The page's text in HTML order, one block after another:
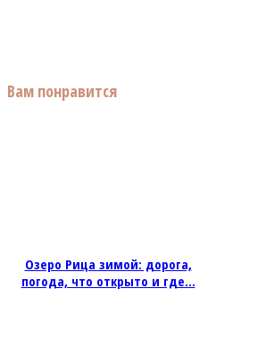
Вам понравится
Озеро Рица зимой: дорога,
погода, что открыто и где...